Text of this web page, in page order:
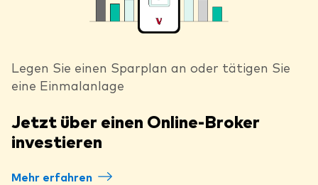
Legen Sie einen Sparplan an oder tätigen Sie
eine Einmalanlage
Jetzt über einen Online-Broker
investieren
Mehr erfahren